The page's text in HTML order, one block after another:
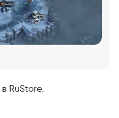
в RuStore.